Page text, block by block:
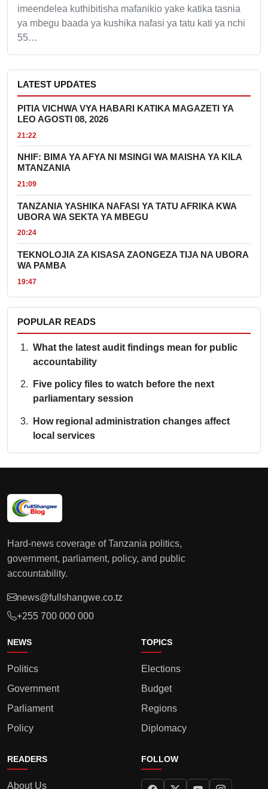
imeendelea kuthibitisha mafanikio yake katika tasnia
ya mbegu baada ya kushika nafasi ya tatu kati ya nchi
55…
LATEST UPDATES
PITIA VICHWA VYA HABARI KATIKA MAGAZETI YA
LEO AGOSTI 08, 2026
21:22
NHIF: BIMA YA AFYA NI MSINGI WA MAISHA YA KILA
MTANZANIA
21:09
TANZANIA YASHIKA NAFASI YA TATU AFRIKA KWA
UBORA WA SEKTA YA MBEGU
20:24
TEKNOLOJIA ZA KISASA ZAONGEZA TIJA NA UBORA
WA PAMBA
19:47
POPULAR READS
What the latest audit findings mean for public
accountability
Five policy files to watch before the next
parliamentary session
How regional administration changes affect
local services
Hard-news coverage of Tanzania politics,
government, parliament, policy, and public
accountability.
news@fullshangwe.co.tz
+255 700 000 000
NEWS
Politics
Government
Parliament
Policy
TOPICS
Elections
Budget
Regions
Diplomacy
READERS
About Us
FOLLOW